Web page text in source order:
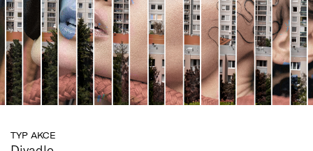
TYP AKCE